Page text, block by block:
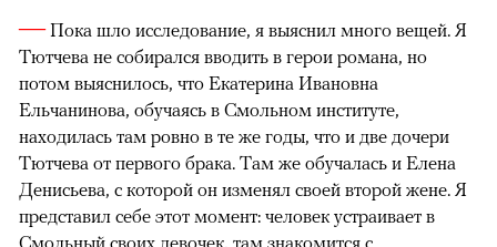
—Пока шло исследование, я выяснил много вещей. Я
Тютчева не собирался вводить в герои романа, но
потом выяснилось, что Екатерина Ивановна
Ельчанинова, обучаясь в Смольном институте,
находилась там ровно в те же годы, что и две дочери
Тютчева от первого брака. Там же обучалась и Елена
Денисьева, с которой он изменял своей второй жене. Я
представил себе этот момент: человек устраивает в
Смольный своих девочек, там знакомится с